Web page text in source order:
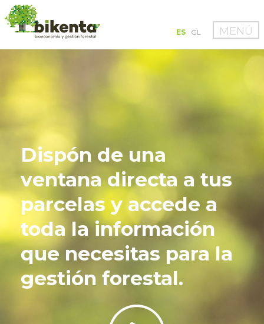
ES GL MENÚ
Dispón de una
ventana directa a tus
parcelas y accede a
toda la información
que necesitas para la
gestión forestal.